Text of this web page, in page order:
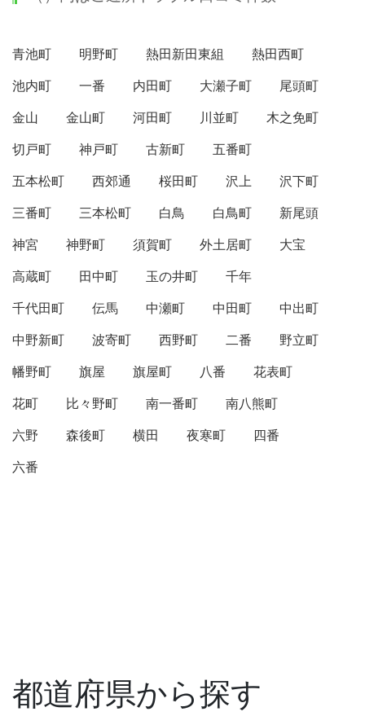
青池町 明野町 熱田新田東組
熱田西町
池内町
一番 内田町 大瀬子町
尾頭町
金山
金山町 河田町 川並町
木之免町
切戸町
神戸町 古新町
五番町
五本松町
西郊通 桜田町 沢上
沢下町
三番町
三本松町 白鳥 白鳥町
新尾頭
神宮
神野町 須賀町 外土居町
大宝
高蔵町
田中町 玉の井町
千年
千代田町
伝馬 中瀬町 中田町
中出町
中野新町
波寄町 西野町 二番
野立町
幡野町
旗屋 旗屋町 八番
花表町
花町
比々野町 南一番町
南八熊町
六野
森後町 横田 夜寒町
四番
六番
都道府県から探す